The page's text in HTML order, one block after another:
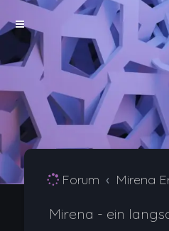
Forum Mirena
Mirena - ein